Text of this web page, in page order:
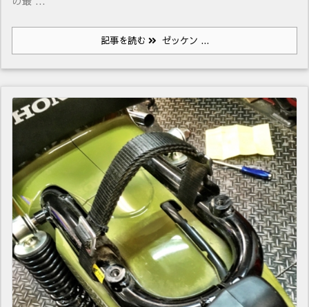
記事を読む ゼッケン ...